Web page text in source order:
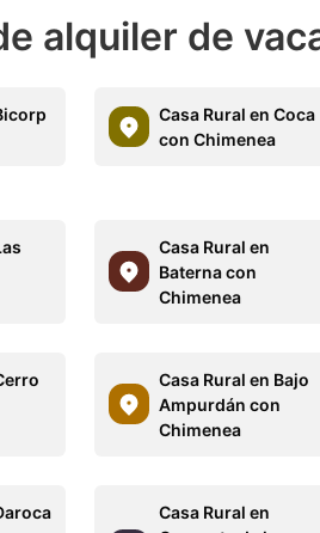
alquiler de
Casa Rural en Coca
con Chimenea
Casa Rural en
Baterna con
Chimenea
Casa Rural en Bajo
Ampurdán con
Chimenea
Casa Rural en